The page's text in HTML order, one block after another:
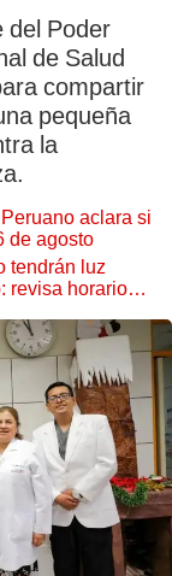
del Poder
de Salud
compartir
pequeña
la
aclara si
de agosto
tendrán luz
revisa horarios y